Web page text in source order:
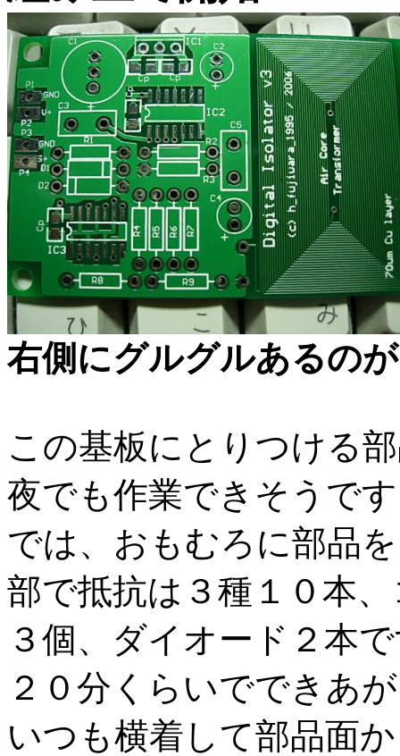
右側にグルグルあるの
この基板にとりつける
夜でも作業できそうで
では、おもむろに部品
部で抵抗は３種１０本
３個、ダイオード２本
２０分くらいでできあ
いつも横着して部品面